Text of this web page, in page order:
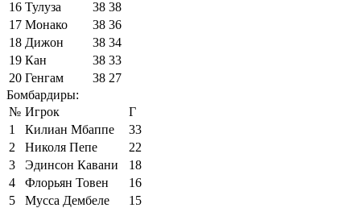
16 Тулуза 38 38
17 Монако 38 36
18 Дижон 38 34
19 Кан 38 33
20 Генгам 38 27
Бомбардиры:
№ Игрок
Г
1
Килиан Мбаппе
33
2
Николя Пепе
22
3
Эдинсон Кавани
18
4
Флорьян Товен
16
5
Мусса Дембеле
15